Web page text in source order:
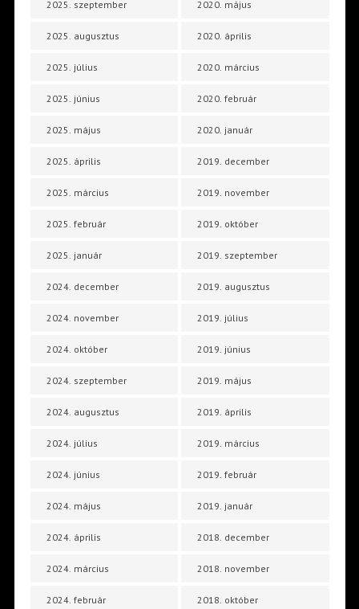
2025. szeptember
2025. augusztus
2025. július
2025. június
2025. május
2025. április
2025. március
2025. február
2025. január
2024. december
2024. november
2024. október
2024. szeptember
2024. augusztus
2024. július
2024. június
2024. május
2024. április
2024. március
2024. február
2020. május
2020. április
2020. március
2020. február
2020. január
2019. december
2019. november
2019. október
2019. szeptember
2019. augusztus
2019. július
2019. június
2019. május
2019. április
2019. március
2019. február
2019. január
2018. december
2018. november
2018. október